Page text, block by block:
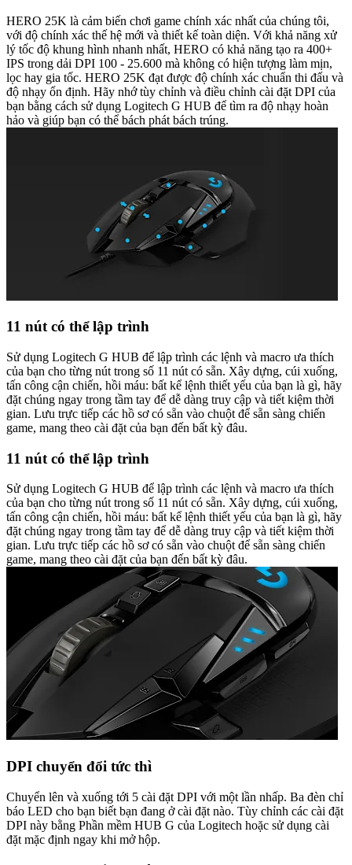
HERO 25K là cảm biến chơi game chính xác nhất của chúng tôi,
với độ chính xác thế hệ mới và thiết kế toàn diện. Với khả năng xử
lý tốc độ khung hình nhanh nhất, HERO có khả năng tạo ra 400+
IPS trong dải DPI 100 - 25.600 mà không có hiện tượng làm mịn,
lọc hay gia tốc. HERO 25K đạt được độ chính xác chuẩn thi đấu và
độ nhạy ổn định. Hãy nhớ tùy chỉnh và điều chỉnh cài đặt DPI của
bạn bằng cách sử dụng Logitech G HUB để tìm ra độ nhạy hoàn
hảo và giúp bạn có thể bách phát bách trúng.
11 nút có thể lập trình
Sử dụng Logitech G HUB để lập trình các lệnh và macro ưa thích
của bạn cho từng nút trong số 11 nút có sẵn. Xây dựng, cúi xuống,
tấn công cận chiến, hồi máu: bất kể lệnh thiết yếu của bạn là gì, hãy
đặt chúng ngay trong tầm tay để dễ dàng truy cập và tiết kiệm thời
gian. Lưu trực tiếp các hồ sơ có sẵn vào chuột để sẵn sàng chiến
game, mang theo cài đặt của bạn đến bất kỳ đâu.
11 nút có thể lập trình
Sử dụng Logitech G HUB để lập trình các lệnh và macro ưa thích
của bạn cho từng nút trong số 11 nút có sẵn. Xây dựng, cúi xuống,
tấn công cận chiến, hồi máu: bất kể lệnh thiết yếu của bạn là gì, hãy
đặt chúng ngay trong tầm tay để dễ dàng truy cập và tiết kiệm thời
gian. Lưu trực tiếp các hồ sơ có sẵn vào chuột để sẵn sàng chiến
game, mang theo cài đặt của bạn đến bất kỳ đâu.
DPI chuyển đổi tức thì
Chuyển lên và xuống tới 5 cài đặt DPI với một lần nhấp. Ba đèn chỉ
báo LED cho bạn biết bạn đang ở cài đặt nào. Tùy chỉnh các cài đặt
DPI này bằng Phần mềm HUB G của Logitech hoặc sử dụng cài
đặt mặc định ngay khi mở hộp.